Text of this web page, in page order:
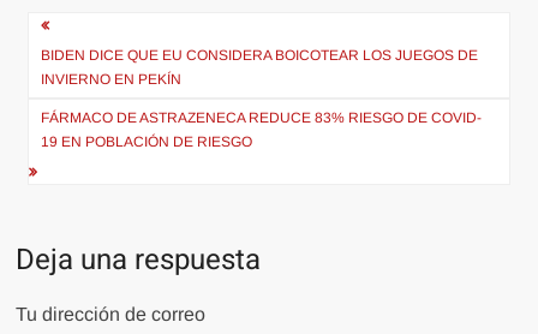
Navegación
de
entradas
BIDEN DICE QUE EU CONSIDERA BOICOTEAR LOS JUEGOS DE
INVIERNO EN PEKÍN
FÁRMACO DE ASTRAZENECA REDUCE 83% RIESGO DE COVID-
19 EN POBLACIÓN DE RIESGO
Deja una respuesta
Tu dirección de correo